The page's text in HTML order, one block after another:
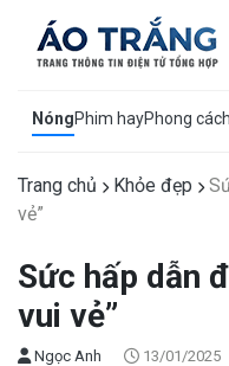
NóngPhim hayPhong cách
Trang chủ Khỏe đẹp
vẻ”
Sức hấp dẫn
vui vẻ”
Ngọc Anh 13/01/2025